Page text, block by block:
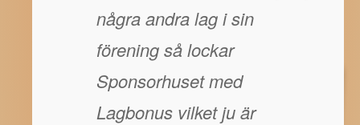
några andra lag i sin
förening så lockar
Sponsorhuset med
Lagbonus vilket ju är